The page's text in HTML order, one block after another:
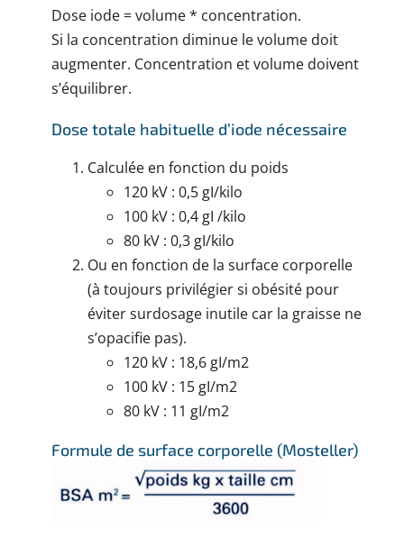
Dose iode = volume * concentration.
Si la concentration diminue le volume doit
augmenter. Concentration et volume doivent
s’équilibrer.
Dose totale habituelle d’iode nécessaire
Calculée en fonction du poids
120 kV : 0,5 gI/kilo
100 kV : 0,4 gI /kilo
80 kV : 0,3 gI/kilo
Ou en fonction de la surface corporelle
(à toujours privilégier si obésité pour
éviter surdosage inutile car la graisse ne
s’opacifie pas).
120 kV : 18,6 gI/m2
100 kV : 15 gI/m2
80 kV : 11 gI/m2
Formule de surface corporelle (Mosteller)